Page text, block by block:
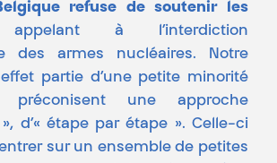
refuse de soutenir les
à l’interdiction
des armes nucléaires. Notre
partie d’une petite minorité
préconisent une approche
d’« étape par étape ». Celle-ci
sur un ensemble de petites